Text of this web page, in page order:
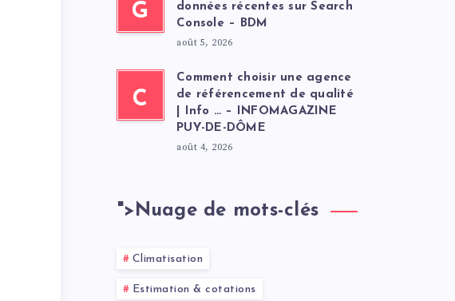
G
données récentes sur Search
Console – BDM
août 5, 2026
C
Comment choisir une agence
de référencement de qualité
| Info … – INFOMAGAZINE
PUY-DE-DÔME
août 4, 2026
">Nuage de mots-clés
Climatisation
Estimation & cotations